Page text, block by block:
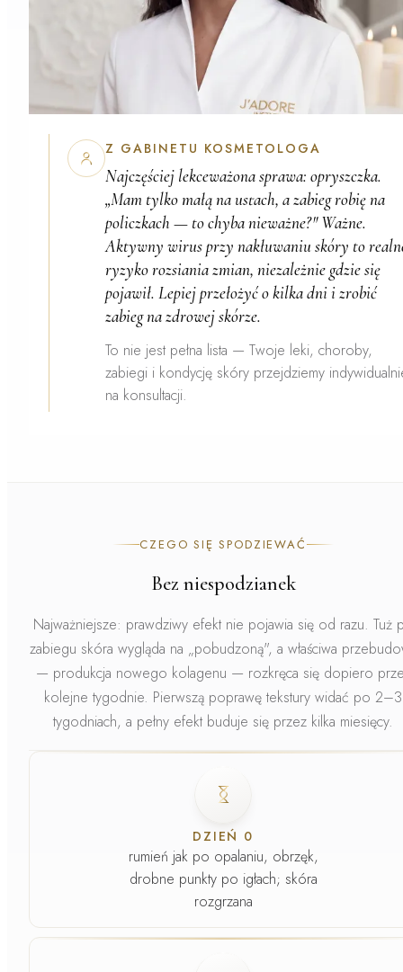
Z GABINETU KOSMETOLOGA
Najczęściej lekceważona sprawa:opryszczka.
„Mam tylko małą na ustach, a zabieg robię na
policzkach — to chyba nieważne?" Ważne.
Aktywny wirus przy nakłuwaniu skóry to
ryzyko rozsiania zmian, niezależnie gdzie się
pojawił. Lepiej przełożyć o kilka dni i zrobić
zabieg na zdrowej skórze.
To nie jest pełna lista — Twoje leki, choroby,
zabiegi i kondycję skóry przejdziemy
na konsultacji.
CZEGO SIĘ SPODZIEWAĆ
Bez niespodzianek
Najważniejsze: prawdziwy efekt nie pojawia się od razu. Tuż
zabiegu skóra wygląda na „pobudzoną", a właściwa
— produkcja nowego kolagenu — rozkręca się dopiero
kolejne tygodnie. Pierwszą poprawę tekstury widać po 2–3
tygodniach, a pełny efekt buduje się przez kilka miesięcy.
DZIEŃ 0
rumień jak po opalaniu, obrzęk,
drobne punkty po igłach; skóra
rozgrzana